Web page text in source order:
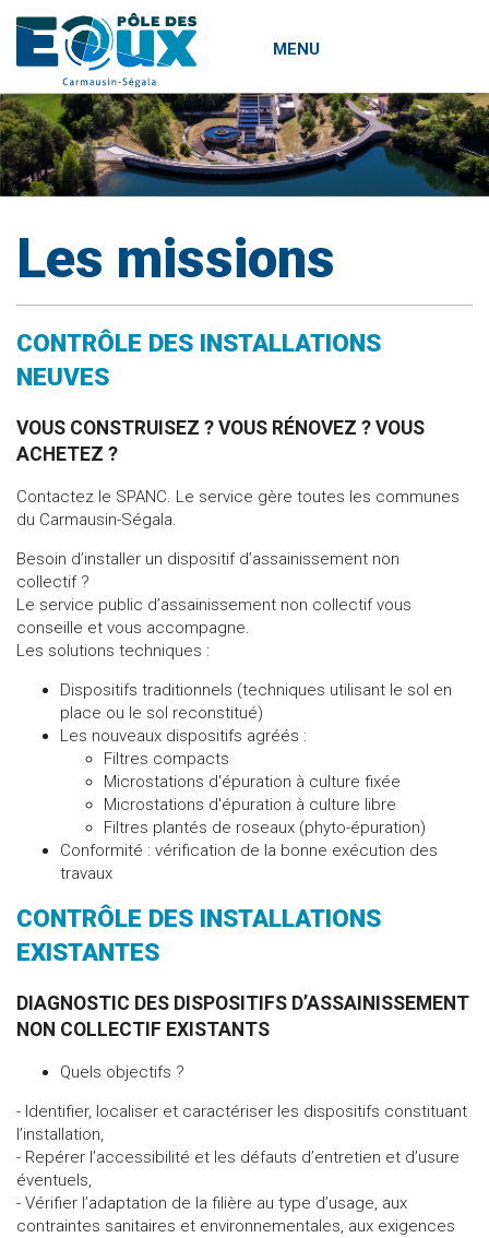
Aller
au
contenu
principal
MENU
Les missions
CONTRÔLE DES INSTALLATIONS
NEUVES
VOUS CONSTRUISEZ ? VOUS RÉNOVEZ ? VOUS
ACHETEZ ?
Contactez le SPANC. Le service gère toutes les communes
du Carmausin-Ségala.
Besoin d’installer un dispositif d’assainissement non
collectif ?
Le service public d’assainissement non collectif vous
conseille et vous accompagne.
Les solutions techniques :
Dispositifs traditionnels (techniques utilisant le sol en
place ou le sol reconstitué)
Les nouveaux dispositifs agréés :
Filtres compacts
Microstations d'épuration à culture fixée
Microstations d'épuration à culture libre
Filtres plantés de roseaux (phyto-épuration)
Conformité : vérification de la bonne exécution des
travaux
CONTRÔLE DES INSTALLATIONS
EXISTANTES
DIAGNOSTIC DES DISPOSITIFS D’ASSAINISSEMENT
NON COLLECTIF EXISTANTS
Quels objectifs ?
- Identifier, localiser et caractériser les dispositifs constituant
l’installation,
- Repérer l’accessibilité et les défauts d’entretien et d’usure
éventuels,
- Vérifier l’adaptation de la filière au type d’usage, aux
contraintes sanitaires et environnementales, aux exigences